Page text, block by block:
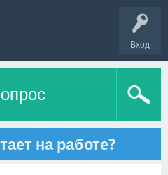
Вход
на работе?